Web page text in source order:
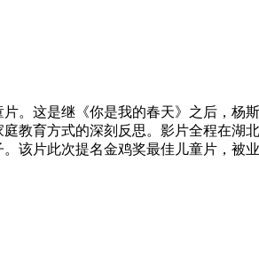
。这是继《你是我的春天》之后，
教育方式的深刻反思。影片全程在湖
片此次提名金鸡奖最佳儿童片，被